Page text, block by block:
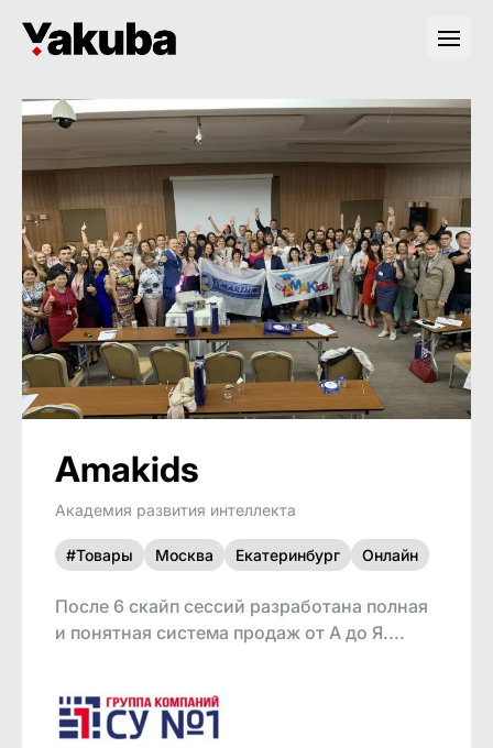
Amakids
Академия развития интеллекта
#Товары Москва Екатеринбург Онлайн
После 6 скайп сессий разработана полная
и понятная система продаж от А до Я....